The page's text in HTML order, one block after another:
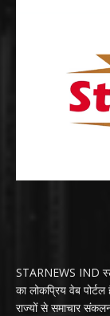
STARNEWS IND
का लोकप्रिय वेब
राज्यों से समाचार